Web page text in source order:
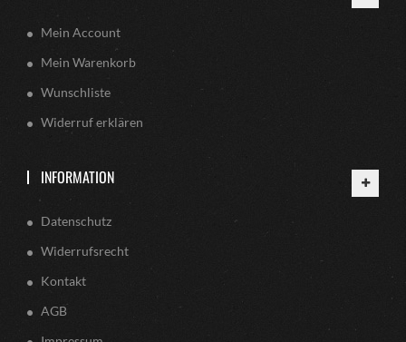
Mein Account
Mein Warenkorb
Wunschliste
Widerruf erklären
INFORMATION
Datenschutz
Widerrufsrecht
Kontakt
AGB